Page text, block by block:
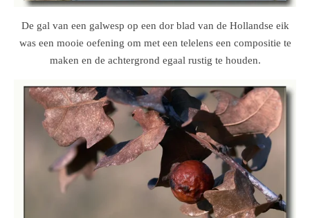
De gal van een galwesp op een dor blad van de Hollandse eik
was een mooie oefening om met een telelens een compositie te
maken en de achtergrond egaal rustig te houden.